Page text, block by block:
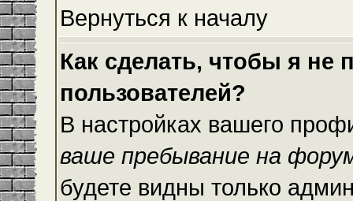
Вернуться к началу
Как сделать, чтобы я не
пользователей?
В настройках вашего
ваше пребывание на
будете видны только